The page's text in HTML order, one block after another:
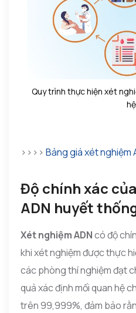
Quy trình thực hiện xét
hệ
>>>> Bảng giá xét nghiệm
Độ chính xác
ADN huyết
Xét nghiệm ADNcó độ
khi xét nghiệm được thực
các phòng thí nghiệm đạt
quả xác định mối quan hệ
trên 99,999%, đảm bảo